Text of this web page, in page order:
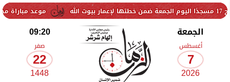
موعد مباراة مصر وإسبانيا
الجمعة
أغسطس
7
2026
09:20
صفر
22
1448